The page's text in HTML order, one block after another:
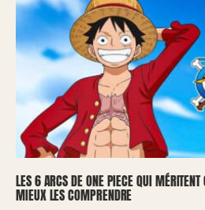
LES 6 ARCS DE ONE PIECE QUI MÉRITENT
MIEUX LES COMPRENDRE